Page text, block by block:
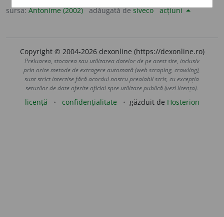
sursa:Antonime (2002) adăugată desiveco acțiuni
Copyright © 2004-2026 dexonline (https://dexonline.ro)
Preluarea, stocarea sau utilizarea datelor de pe acest site, inclusiv
prin orice metode de extragere automată (web scraping, crawling),
sunt strict interzise fără acordul nostru prealabil scris, cu excepția
seturilor de date oferite oficial spre utilizare publică (vezi licența).
licență confidențialitate găzduit de Hosterion